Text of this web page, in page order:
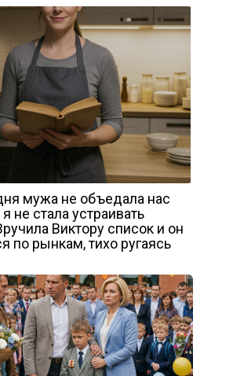
мужа не объедала нас
не стала устраивать
Виктору список и он
по рынкам, тихо ругаясь